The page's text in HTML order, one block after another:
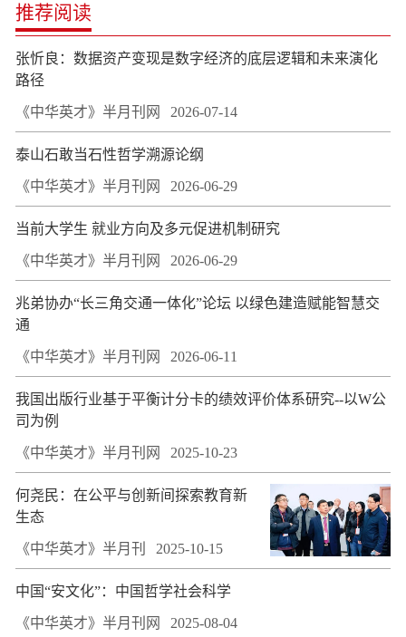
推荐阅读
张忻良：数据资产变现是数字经济的底层逻辑和未来演化
路径
《中华英才》半月刊网 2026-07-14
泰山石敢当石性哲学溯源论纲
《中华英才》半月刊网 2026-06-29
当前大学生 就业方向及多元促进机制研究
《中华英才》半月刊网 2026-06-29
兆弟协办“长三角交通一体化”论坛 以绿色建造赋能智慧交
通
《中华英才》半月刊网 2026-06-11
我国出版行业基于平衡计分卡的绩效评价体系研究--以W公
司为例
《中华英才》半月刊网 2025-10-23
何尧民：在公平与创新间探索教育新
生态
《中华英才》半月刊 2025-10-15
中国“安文化”：中国哲学社会科学
《中华英才》半月刊网 2025-08-04